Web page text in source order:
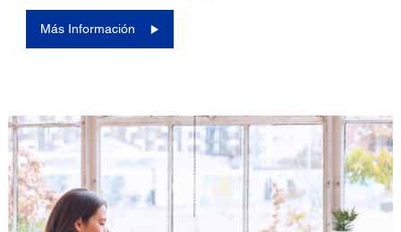
Más Información